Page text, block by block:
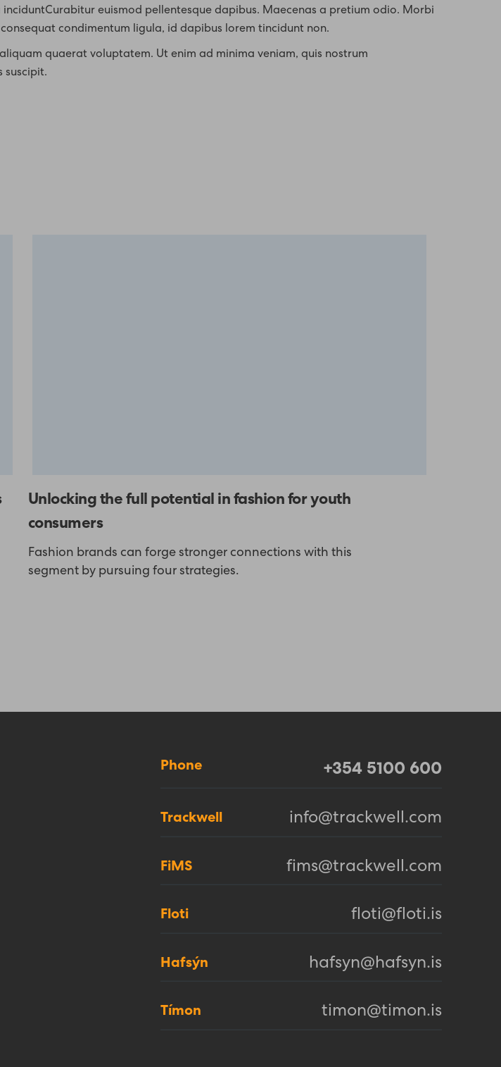
euismod pellentesque dapibus. Maecenas a pretium odio. Morbi
condimentum ligula, id dapibus lorem tincidunt non.
quaerat voluptatem. Ut enim ad minima veniam, quis nostrum
suscipit.
Unlocking the full potential in fashion for youth
consumers
Fashion brands can forge stronger connections with this
segment by pursuing four strategies.
Phone +354 5100 600
Trackwell info@trackwell.com
FiMS fims@trackwell.com
Floti floti@floti.is
Hafsýn hafsyn@hafsyn.is
Tímon timon@timon.is